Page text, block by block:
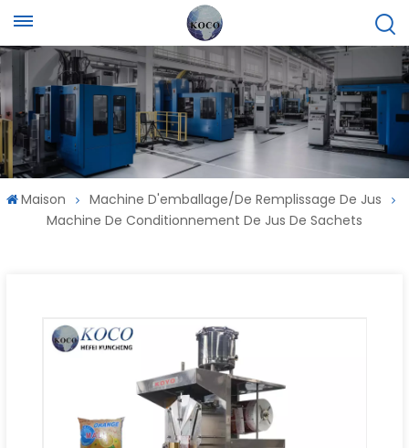
Maison
Machine D'emballage/de Remplissage De Jus
Machine De Conditionnement De Jus De Sachets